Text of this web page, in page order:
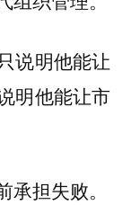
说明他能让
明他能让市
担失败。